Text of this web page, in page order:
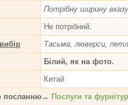
Потрібну ширину
Не потрібний.
Тасьма, люверси,
Білий, як на фото.
Китай
посланню→ Послуги та